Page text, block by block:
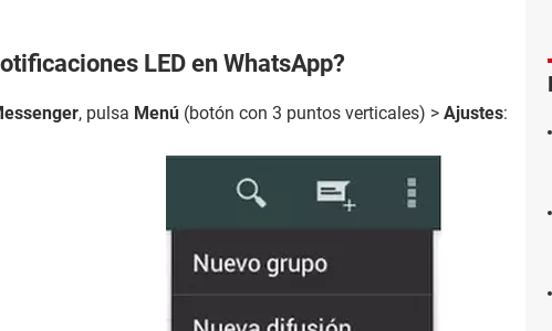
LED en WhatsApp?
, pulsa Menú (botón con 3 puntos verticales) > Ajustes: